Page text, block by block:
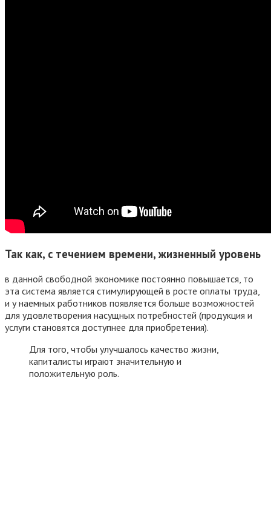
Так как, с течением времени, жизненный уровень
в данной свободной экономике постоянно повышается, то
эта система является стимулирующей в росте оплаты труда,
и у наемных работников появляется больше возможностей
для удовлетворения насущных потребностей (продукция и
услуги становятся доступнее для приобретения).
Для того, чтобы улучшалось качество жизни,
капиталисты играют значительную и
положительную роль.